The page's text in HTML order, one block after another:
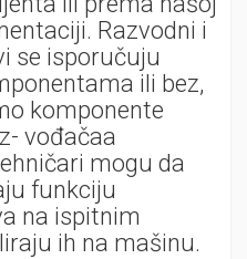
Razvodni i
se isporučuju
ili bez,
komponente
vođačaa
mogu da
funkciju
na ispitnim
ih na mašinu.